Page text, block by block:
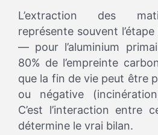
L’extraction des
représente souvent
— pour l’aluminium
80% de l’empreinte
que la fin de vie peut être
ou négative
C’est l’interaction entre
détermine le vrai bilan.